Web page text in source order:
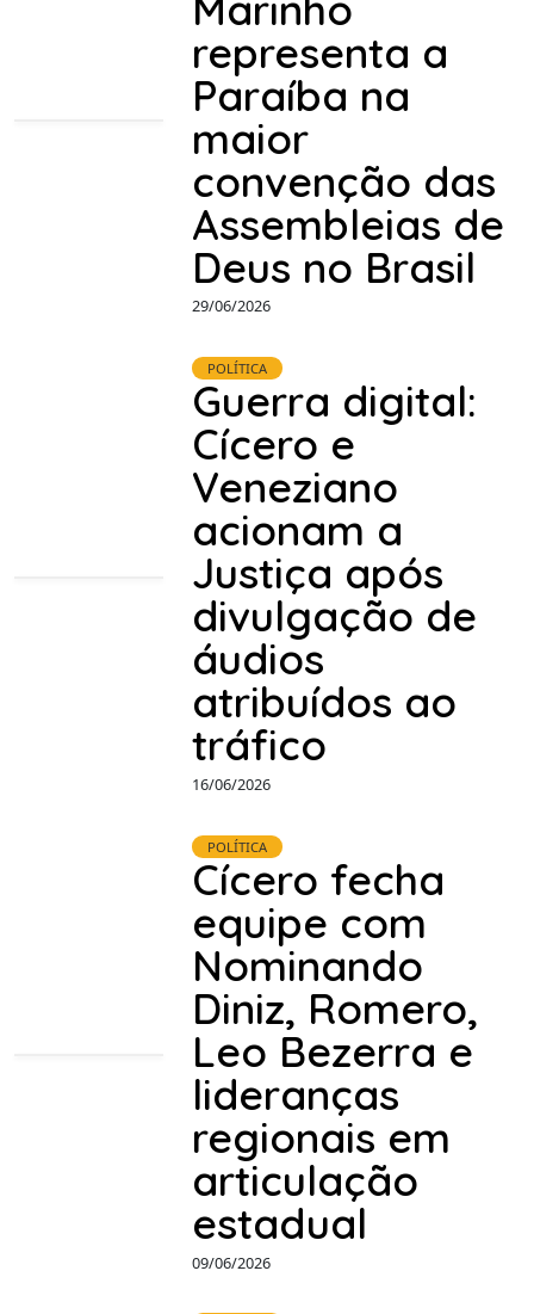
representa a
Paraíba na
maior
convenção das
Assembleias de
Deus no Brasil
29/06/2026
POLÍTICA
Guerra digital:
Cícero e
Veneziano
acionam a
Justiça após
divulgação de
áudios
atribuídos ao
tráfico
16/06/2026
POLÍTICA
Cícero fecha
equipe com
Nominando
Diniz, Romero,
Leo Bezerra e
lideranças
regionais em
articulação
estadual
09/06/2026